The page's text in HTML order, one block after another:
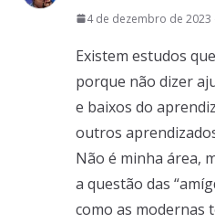
4 de dezembro de 2023
Existem estudos
porque não dizer
e baixos do
outros
Não é minha área,
a questão das
como as modernas